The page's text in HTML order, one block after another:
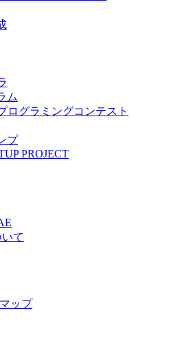
ム
ログラミングコンテスト
プ
PROJECT
て
ップ